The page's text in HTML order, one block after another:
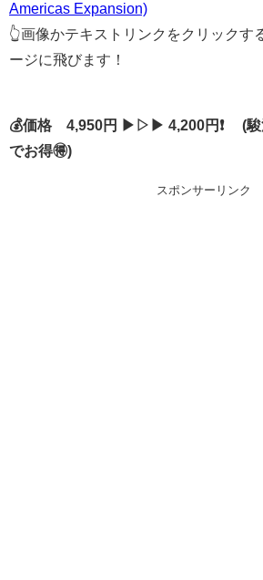
Americas Expansion)
👆画像かテキストリンクをクリックす
ージに飛びます！
💰価格 4,950円 ▶▷▶ 4,200円❗ (駿
でお得🉐)
スポンサーリンク